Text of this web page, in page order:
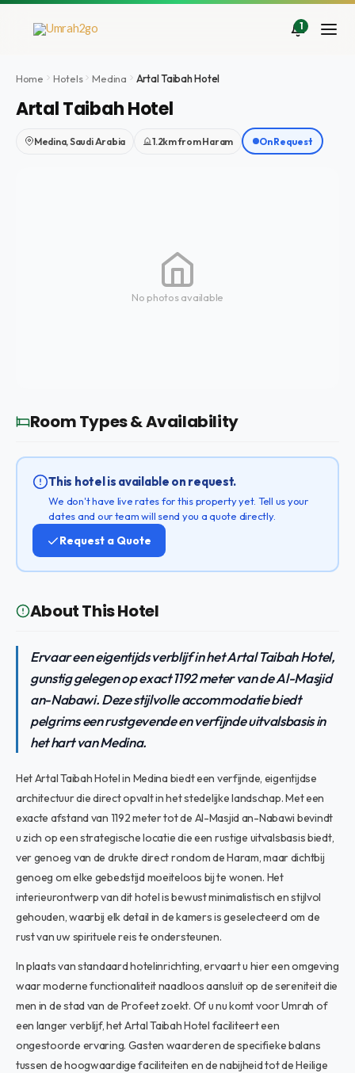
Doorgaan
1
Home Hotels Medina Artal Taibah Hotel
Artal Taibah Hotel
Medina, Saudi Arabia 1.2km from Haram On Request
No photos available
Room Types & Availability
This hotel is available on request.
We don't have live rates for this property yet. Tell us your
dates and our team will send you a quote directly.
Request a Quote
About This Hotel
Ervaar een eigentijds verblijf in het Artal Taibah Hotel,
gunstig gelegen op exact 1192 meter van de Al-Masjid
an-Nabawi. Deze stijlvolle accommodatie biedt
pelgrims een rustgevende en verfijnde uitvalsbasis in
het hart van Medina.
Het Artal Taibah Hotel in Medina biedt een verfijnde, eigentijdse
architectuur die direct opvalt in het stedelijke landschap. Met een
exacte afstand van 1192 meter tot de Al-Masjid an-Nabawi bevindt
u zich op een strategische locatie die een rustige uitvalsbasis biedt,
ver genoeg van de drukte direct rondom de Haram, maar dichtbij
genoeg om elke gebedstijd moeiteloos bij te wonen. Het
interieurontwerp van dit hotel is bewust minimalistisch en stijlvol
gehouden, waarbij elk detail in de kamers is geselecteerd om de
rust van uw spirituele reis te ondersteunen.
In plaats van standaard hotelinrichting, ervaart u hier een omgeving
waar moderne functionaliteit naadloos aansluit op de sereniteit die
men in de stad van de Profeet zoekt. Of u nu komt voor Umrah of
een langer verblijf, het Artal Taibah Hotel faciliteert een
ongestoorde ervaring. Gasten waarderen de specifieke balans
tussen de hoogwaardige faciliteiten en de nabijheid tot de Heilige